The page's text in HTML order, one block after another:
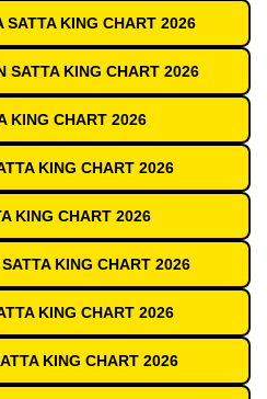
SATTA KING CHART 2026
SATTA KING CHART 2026
KING CHART 2026
KING CHART 2026
KING CHART 2026
KING CHART 2026
KING CHART 2026
KING CHART 2026